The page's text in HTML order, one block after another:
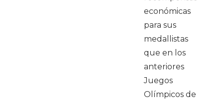
económicas
para sus
medallistas
que en los
anteriores
Juegos
Olímpicos de